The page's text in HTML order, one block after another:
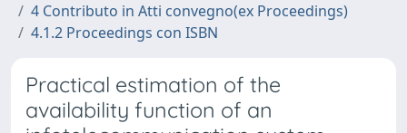
4 Contributo in Atti convegno(ex Proceedings)
4.1.2 Proceedings con ISBN
Practical estimation of the
availability function of an